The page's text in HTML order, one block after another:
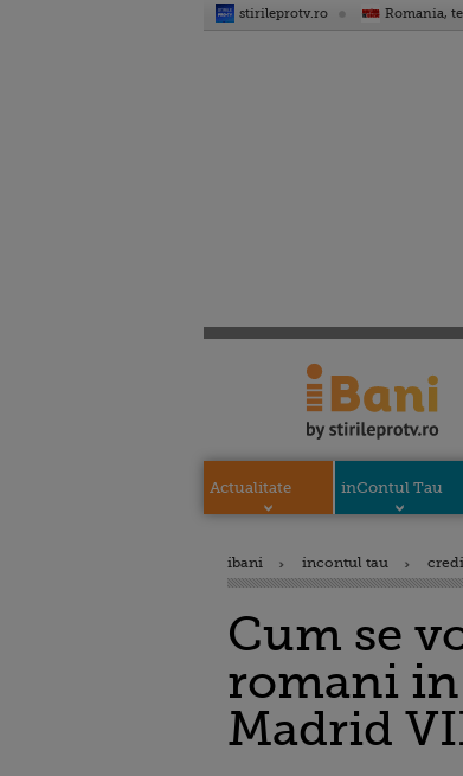
stirileprotv.ro Romania,
Actualitate inContul Tau
ibani incontul tau
Cum se
romani in
Madrid